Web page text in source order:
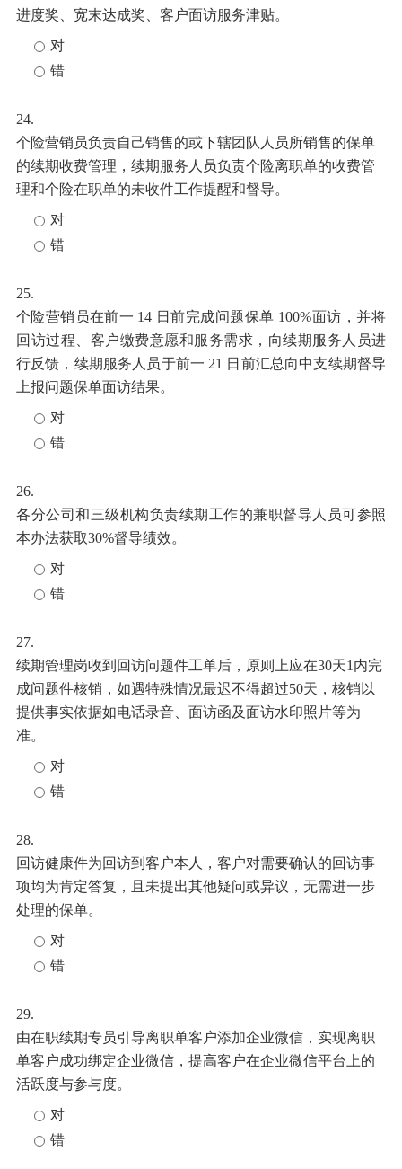
进度奖、宽末达成奖、客户面访服务津贴。
对
错
24.
个险营销员负责自己销售的或下辖团队人员所销售的保单
的续期收费管理，续期服务人员负责个险离职单的收费管
理和个险在职单的未收件工作提醒和督导。
对
错
25.
个险营销员在前一 14 日前完成问题保单 100%面访，并将
回访过程、客户缴费意愿和服务需求，向续期服务人员进
行反馈，续期服务人员于前一 21 日前汇总向中支续期督导
上报问题保单面访结果。
对
错
26.
各分公司和三级机构负责续期工作的兼职督导人员可参照
本办法获取30%督导绩效。
对
错
27.
续期管理岗收到回访问题件工单后，原则上应在30天1内完
成问题件核销，如遇特殊情况最迟不得超过50天，核销以
提供事实依据如电话录音、面访函及面访水印照片等为
准。
对
错
28.
回访健康件为回访到客户本人，客户对需要确认的回访事
项均为肯定答复，且未提出其他疑问或异议，无需进一步
处理的保单。
对
错
29.
由在职续期专员引导离职单客户添加企业微信，实现离职
单客户成功绑定企业微信，提高客户在企业微信平台上的
活跃度与参与度。
对
错